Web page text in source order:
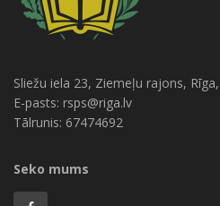
Sliežu iela 23, Ziemeļu rajons,
E-pasts: rsps@riga.lv
Tālrunis: 67474692
Seko mums